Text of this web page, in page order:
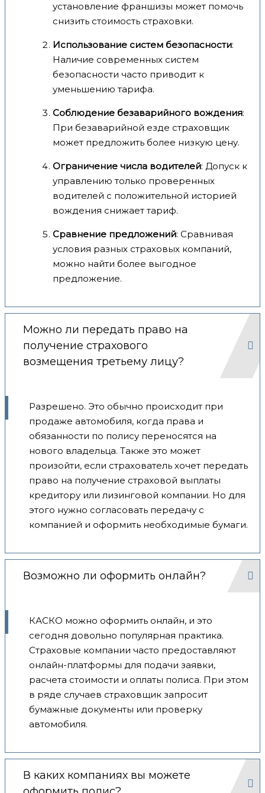
установление франшизы может помочь
снизить стоимость страховки.
Использование систем безопасности:
Наличие современных систем
безопасности часто приводит к
уменьшению тарифа.
Соблюдение безаварийного вождения:
При безаварийной езде страховщик
может предложить более низкую цену.
Ограничение числа водителей: Допуск к
управлению только проверенных
водителей с положительной историей
вождения снижает тариф.
Сравнение предложений: Сравнивая
условия разных страховых компаний,
можно найти более выгодное
предложение.
Можно ли передать право на
получение страхового
возмещения третьему лицу?
Разрешено. Это обычно происходит при
продаже автомобиля, когда права и
обязанности по полису переносятся на
нового владельца. Также это может
произойти, если страхователь хочет передать
право на получение страховой выплаты
кредитору или лизинговой компании. Но для
этого нужно согласовать передачу с
компанией и оформить необходимые бумаги.
Возможно ли оформить онлайн?
КАСКО можно оформить онлайн, и это
сегодня довольно популярная практика.
Страховые компании часто предоставляют
онлайн-платформы для подачи заявки,
расчета стоимости и оплаты полиса. При этом
в ряде случаев страховщик запросит
бумажные документы или проверку
автомобиля.
В каких компаниях вы можете